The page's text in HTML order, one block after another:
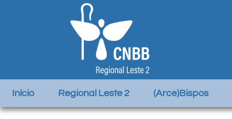
Início Regional Leste 2 (Arce)Bispos